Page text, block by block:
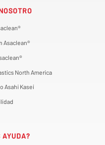
Asaclean®
North America
Asahi Kasei
AYUDA?